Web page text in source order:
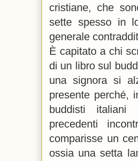
cristiane, che
sette spesso in
generale
È capitato a chi
di un libro sul
una signora si
presente perché,
buddisti italiani
precedenti
comparisse un
ossia una setta